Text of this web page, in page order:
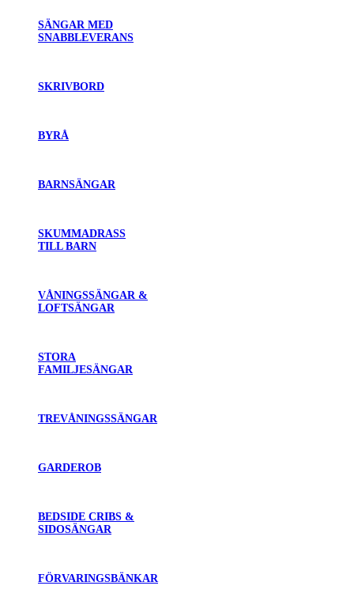
SÄNGAR MED
SNABBLEVERANS
SKRIVBORD
BYRÅ
BARNSÄNGAR
SKUMMADRASS
TILL BARN
VÅNINGSSÄNGAR &
LOFTSÄNGAR
STORA
FAMILJESÄNGAR
TREVÅNINGSSÄNGAR
GARDEROB
BEDSIDE CRIBS &
SIDOSÄNGAR
FÖRVARINGSBÄNKAR